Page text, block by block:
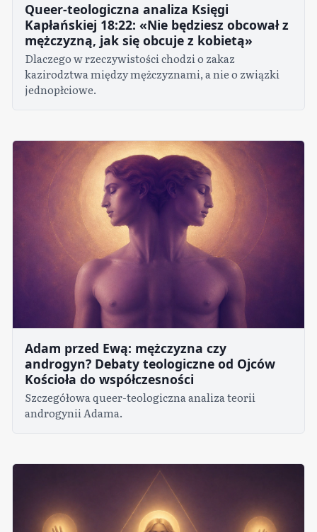
Queer-teologiczna analiza Księgi
Kapłańskiej 18:22: «Nie będziesz obcował z
mężczyzną, jak się obcuje z kobietą»
Dlaczego w rzeczywistości chodzi o zakaz
kazirodztwa między mężczyznami, a nie o związki
jednopłciowe.
Adam przed Ewą: mężczyzna czy
androgyn? Debaty teologiczne od Ojców
Kościoła do współczesności
Szczegółowa queer-teologiczna analiza teorii
androgynii Adama.